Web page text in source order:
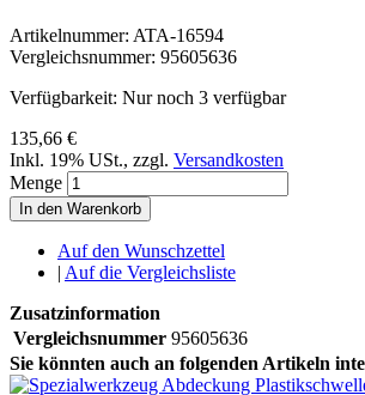
Artikelnummer: ATA-16594
Vergleichsnummer: 95605636
Verfügbarkeit: Nur noch 3 verfügbar
135,66 €
Inkl. 19% USt., zzgl. Versandkosten
Menge
In den Warenkorb
Auf den Wunschzettel
| Auf die Vergleichsliste
Zusatzinformation
Vergleichsnummer 95605636
Sie könnten auch an folgenden Artikeln